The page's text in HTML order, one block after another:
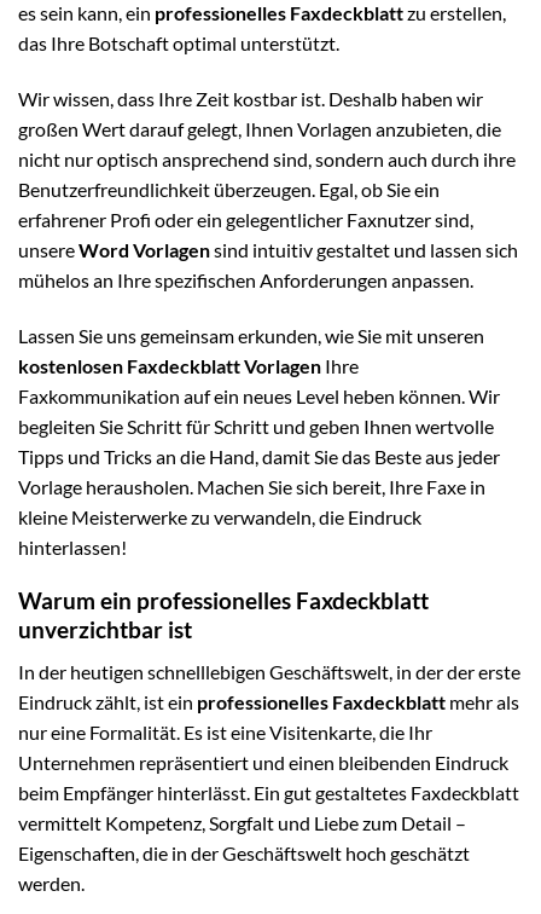
es sein kann, ein professionelles Faxdeckblattzu erstellen,
das Ihre Botschaft optimal unterstützt.
Wir wissen, dass Ihre Zeit kostbar ist. Deshalb haben wir
großen Wert darauf gelegt, Ihnen Vorlagen anzubieten, die
nicht nur optisch ansprechend sind, sondern auch durch ihre
Benutzerfreundlichkeit überzeugen. Egal, ob Sie ein
erfahrener Profi oder ein gelegentlicher Faxnutzer sind,
unsereWord Vorlagensind intuitiv gestaltet und lassen sich
mühelos an Ihre spezifischen Anforderungen anpassen.
Lassen Sie uns gemeinsam erkunden, wie Sie mit unseren
kostenlosen Faxdeckblatt Vorlagen Ihre
Faxkommunikation auf ein neues Level heben können. Wir
begleiten Sie Schritt für Schritt und geben Ihnen wertvolle
Tipps und Tricks an die Hand, damit Sie das Beste aus jeder
Vorlage herausholen. Machen Sie sich bereit, Ihre Faxe in
kleine Meisterwerke zu verwandeln, die Eindruck
hinterlassen!
Warum ein professionelles Faxdeckblatt
unverzichtbar ist
In der heutigen schnelllebigen Geschäftswelt, in der der erste
Eindruck zählt, ist ein professionelles Faxdeckblatt mehr als
nur eine Formalität. Es ist eine Visitenkarte, die Ihr
Unternehmen repräsentiert und einen bleibenden Eindruck
beim Empfänger hinterlässt. Ein gut gestaltetes Faxdeckblatt
vermittelt Kompetenz, Sorgfalt und Liebe zum Detail –
Eigenschaften, die in der Geschäftswelt hoch geschätzt
werden.